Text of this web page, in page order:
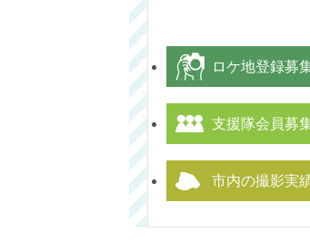
ロケ地登録募
支援隊会員募
市内の撮影実